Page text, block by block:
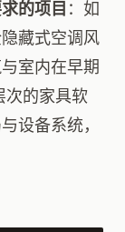
的项目 ：如
藏式空调风
室内在早期
次的家具软
设备系统，